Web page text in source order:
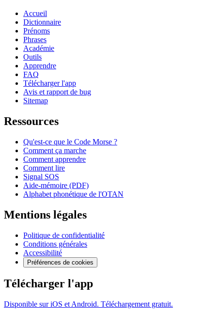
Accueil
Dictionnaire
Prénoms
Phrases
Académie
Outils
Apprendre
FAQ
Télécharger l'app
Avis et rapport de bug
Sitemap
Ressources
Qu'est-ce que le Code Morse ?
Comment ça marche
Comment apprendre
Comment lire
Signal SOS
Aide-mémoire (PDF)
Alphabet phonétique de l'OTAN
Mentions légales
Politique de confidentialité
Conditions générales
Accessibilité
Préférences de cookies
Télécharger l'app
Disponible sur iOS et Android. Téléchargement gratuit.